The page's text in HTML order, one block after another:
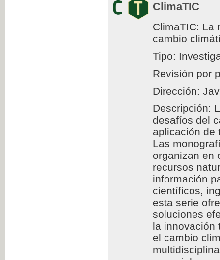
ClimaTIC
ClimaTIC: La
cambio
Tipo:
Revisión por
Dirección:
Descripción:
desafíos del
aplicación de
Las
organizan en
recursos
información
científicos,
esta serie
soluciones
la innovación
el cambio